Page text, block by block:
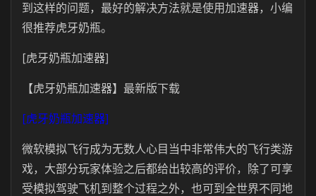
到这样的问题，最好的解决方法就是使用加速器，小编
很推荐虎牙奶瓶。
[虎牙奶瓶加速器]
【虎牙奶瓶加速器】最新版下载
[虎牙奶瓶加速器]
微软模拟飞行成为无数人心目当中非常伟大的飞行类游
戏，大部分玩家体验之后都给出较高的评价，除了可享
受模拟驾驶飞机到整个过程之外，也可到全世界不同地